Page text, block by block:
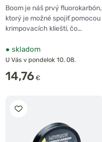
Boom je náš prvý fluorokarbón,
ktorý je možné spojiť pomocou
krimpovacích klieští, čo…
● skladom
U Vás v pondelok 10. 08.
14,76 €